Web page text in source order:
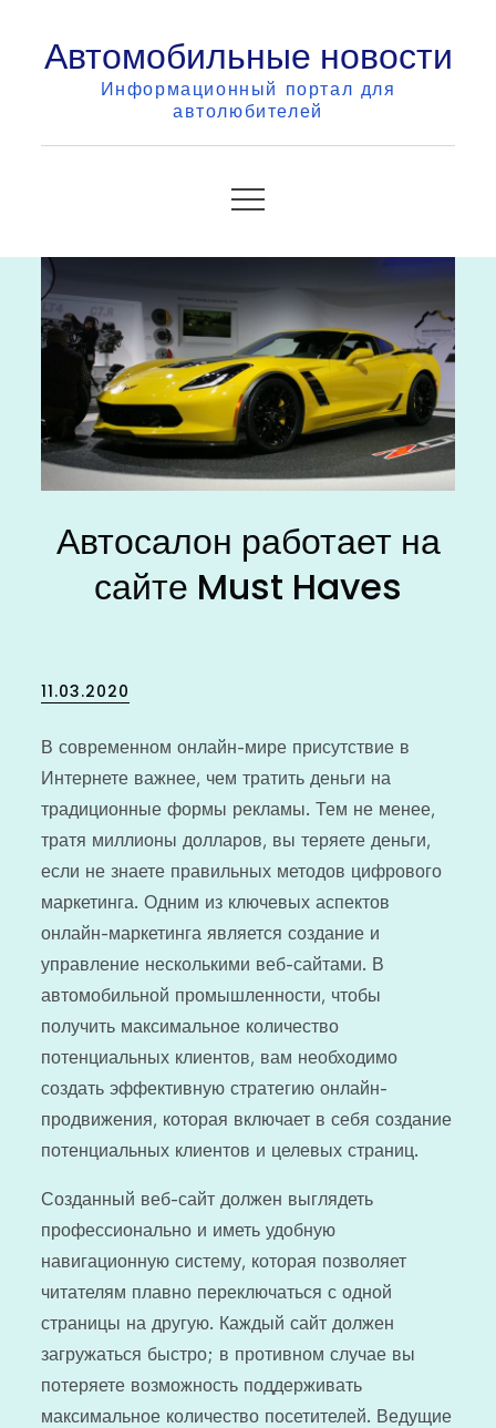
contentАвтомобильные новости
Информационный портал для
автолюбителей
Автосалон работает на
сайте Must Haves
Posted
11.03.2020
В современном онлайн-мире присутствие в
Интернете важнее, чем тратить деньги на
традиционные формы рекламы. Тем не менее,
тратя миллионы долларов, вы теряете деньги,
если не знаете правильных методов цифрового
маркетинга. Одним из ключевых аспектов
онлайн-маркетинга является создание и
управление несколькими веб-сайтами. В
автомобильной промышленности, чтобы
получить максимальное количество
потенциальных клиентов, вам необходимо
создать эффективную стратегию онлайн-
продвижения, которая включает в себя создание
потенциальных клиентов и целевых страниц.
Созданный веб-сайт должен выглядеть
профессионально и иметь удобную
навигационную систему, которая позволяет
читателям плавно переключаться с одной
страницы на другую. Каждый сайт должен
загружаться быстро; в противном случае вы
потеряете возможность поддерживать
максимальное количество посетителей. Ведущие